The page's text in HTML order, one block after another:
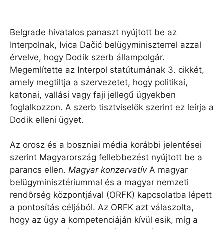
Belgrade hivatalos panaszt nyújtott be az
Interpolnak, Ivica Dačić belügyminiszterrel azzal
érvelve, hogy Dodik szerb állampolgár.
Megemlítette az Interpol statútumának 3. cikkét,
amely megtiltja a szervezetet, hogy politikai,
katonai, vallási vagy faji jellegű ügyekben
foglalkozzon. A szerb tisztviselők szerint ez leírja a
Dodik elleni ügyet.
Az orosz és a boszniai média korábbi jelentései
szerint Magyarország fellebbezést nyújtott be a
parancs ellen. Magyar konzervatívA magyar
belügyminisztériummal és a magyar nemzeti
rendõrség központjával (ORFK) kapcsolatba lépett
a pontosítás céljából. Az ORFK azt válaszolta,
hogy az ügy a kompetenciáján kívül esik, míg a